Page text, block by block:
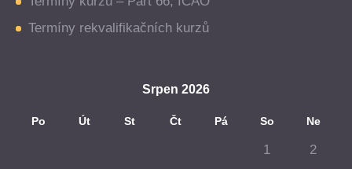
Termíny rekvalifikačních kurzů
Srpen 2026
Po Út St Čt Pá So Ne
1
2